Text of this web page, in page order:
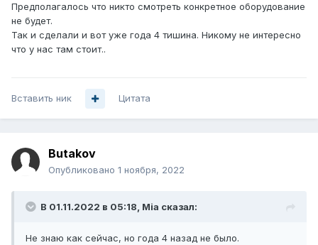
Предполагалось что никто смотреть конкретное оборудование
не будет.
Так и сделали и вот уже года 4 тишина. Никому не интересно
что у нас там стоит..
Вставить ник Цитата
Butakov
Опубликовано 1 ноября, 2022
В 01.11.2022 в 05:18, Mia сказал:
Не знаю как сейчас, но года 4 назад не было.